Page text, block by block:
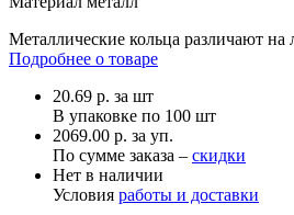
Металлические кольца различают на
Подробнее о товаре
20.69 р. за шт
В упаковке по 100 шт
2069.00 р. за уп.
По сумме заказа – скидки
Нет в наличии
Условия работы и доставки